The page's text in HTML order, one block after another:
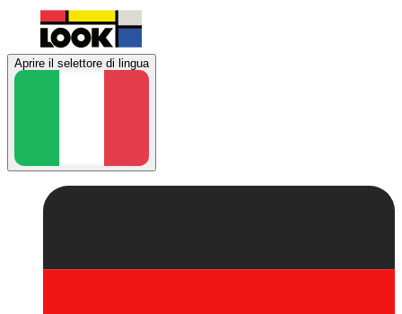
Aprire il selettore di lingua